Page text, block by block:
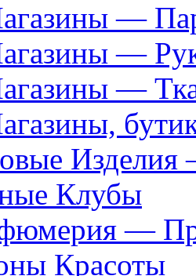
—
—
—
Изделия
Клубы
—
Красоты